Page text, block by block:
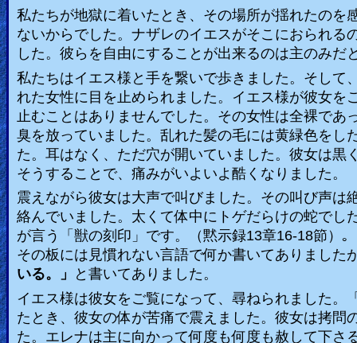
私たちが地獄に着いたとき、その場所が揺れたの
ないからでした。ナザレのイエスがそこにおられ
した。彼らを自由にすることが出来るのは主のみ
私たちはイエス様と手を繋いで歩きました。そし
れた女性に目を止められました。イエス様が彼女
止むことはありませんでした。その女性は全裸で
臭を放っていました。乱れた髪の毛には黄緑色を
た。耳はなく、ただ穴が開いていました。彼女は
そうすることで、痛みがいよいよ酷くなりました。
震えながら彼女は大声で叫びました。その叫び声
絡んでいました。太くて体中にトゲだらけの蛇でし
が言う「獣の刻印」です。（黙示録13章16-18節）｡
その板には見慣れない言語で何か書いてありました
いる。」
と書いてありました。
イエス様は彼女をご覧になって、尋ねられました。
たとき、彼女の体が苦痛で震えました。彼女は拷
た。エレナは主に向かって何度も何度も赦して下さ